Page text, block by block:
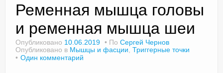
Доктор Чернов
Ременная мышца головы
и ременная мышца шеи
Опубликовано 10.06.2019 По Сергей Чернов
Опубликовано в Мышцы и фасции Триггерные точки
Один комментарий